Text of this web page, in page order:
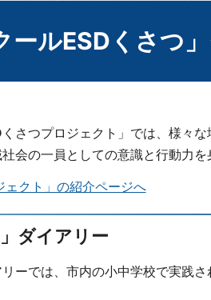
ールESDくさつ
さつプロジェクト」では、様々
会の一員としての意識と行動力を
ェクト」の紹介ページへ
ダイアリー
ーでは、市内の小中学校で実践